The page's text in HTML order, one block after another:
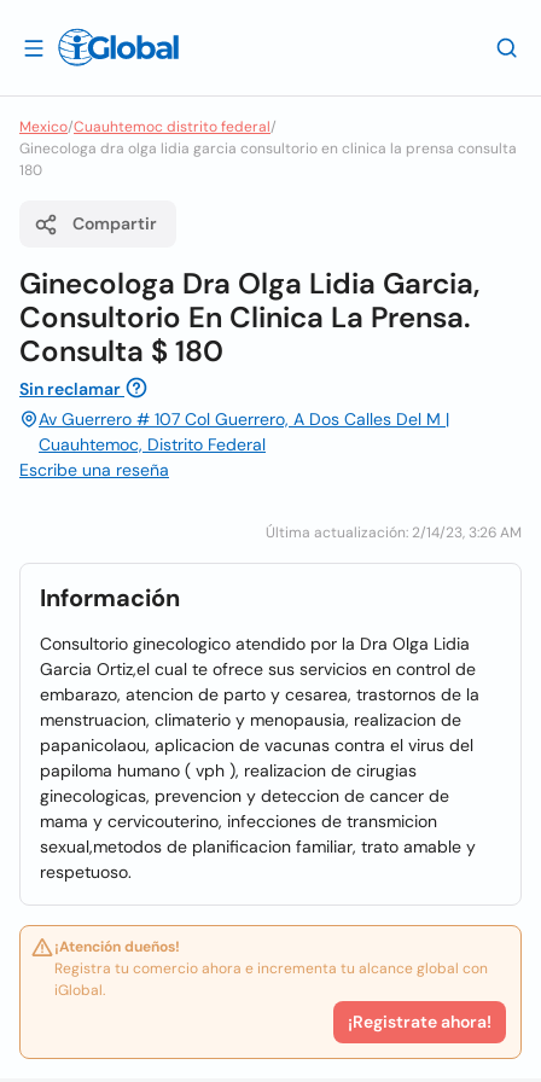
Mexico/Cuauhtemoc distrito federal/
Ginecologa dra olga lidia garcia consultorio en clinica la prensa consulta
180
Compartir
Ginecologa Dra Olga Lidia Garcia,
Consultorio En Clinica La Prensa.
Consulta $ 180
Sin reclamar
Av Guerrero # 107 Col Guerrero, A Dos Calles Del M |
Cuauhtemoc, Distrito Federal
Escribe una reseña
Última actualización: 2/14/23, 3:26 AM
Información
Consultorio ginecologico atendido por la Dra Olga Lidia
Garcia Ortiz,el cual te ofrece sus servicios en control de
embarazo, atencion de parto y cesarea, trastornos de la
menstruacion, climaterio y menopausia, realizacion de
papanicolaou, aplicacion de vacunas contra el virus del
papiloma humano ( vph ), realizacion de cirugias
ginecologicas, prevencion y deteccion de cancer de
mama y cervicouterino, infecciones de transmicion
sexual,metodos de planificacion familiar, trato amable y
respetuoso.
¡Atención dueños!
Registra tu comercio ahora e incrementa tu alcance global con
iGlobal.
¡Registrate ahora!